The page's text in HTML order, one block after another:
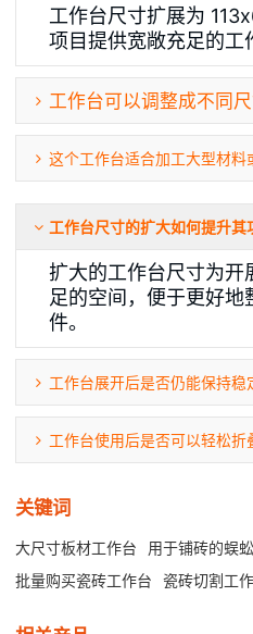
工作台尺寸扩展为
项目提供宽敞充足的工
工作台可以调整成不同尺
这个工作台适合加工大型材料
工作台尺寸的扩大如何提升其
扩大的工作台尺寸为开
足的空间，便于更好地
件。
工作台展开后是否仍能保持稳
工作台使用后是否可以轻松折
关键词
大尺寸板材工作台 用于铺砖的蜈
批量购买瓷砖工作台
瓷砖切割工